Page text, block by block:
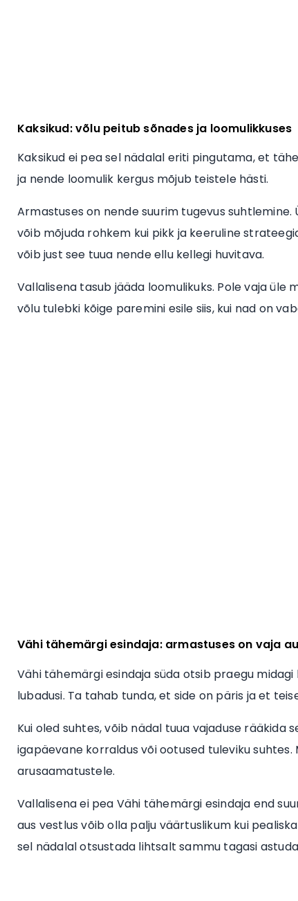
Kaksikud: võlu peitub sõnades ja loomulikkuses
Kaksikud ei pea sel nädalal eriti pingutama, et
ja nende loomulik kergus mõjub teistele hästi.
Armastuses on nende suurim tugevus
võib mõjuda rohkem kui pikk ja keeruline
võib just see tuua nende ellu kellegi huvitava.
Vallalisena tasub jääda loomulikuks. Pole vaja
võlu tulebki kõige paremini esile siis, kui nad on
Vähi tähemärgi esindaja: armastuses on vaja
Vähi tähemärgi esindaja süda otsib praegu
lubadusi. Ta tahab tunda, et side on päris ja et
Kui oled suhtes, võib nädal tuua vajaduse
igapäevane korraldus või ootused tuleviku
arusaamatustele.
Vallalisena ei pea Vähi tähemärgi esindaja end
aus vestlus võib olla palju väärtuslikum kui
sel nädalal otsustada lihtsalt sammu tagasi